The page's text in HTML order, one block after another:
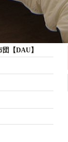
【DAU】